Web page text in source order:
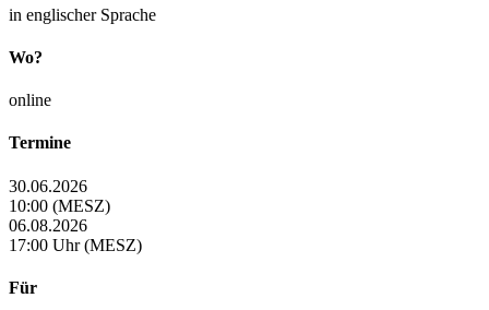
in englischer Sprache
Wo?
online
Termine
30.06.2026
10:00 (MESZ)
06.08.2026
17:00 Uhr (MESZ)
Für